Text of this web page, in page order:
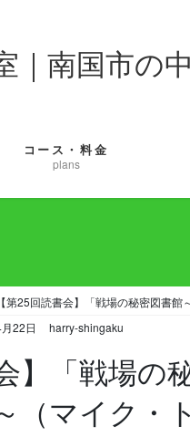
｜南国市の
コース・料金
plans
【第25回読書会】「戦場の秘密図書
22日 harry-shingaku
】「戦場の
（マイク・